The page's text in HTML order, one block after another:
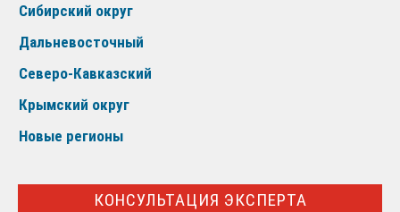
Сибирский округ
Дальневосточный
Северо-Кавказский
Крымский округ
Новые регионы
КОНСУЛЬТАЦИЯ ЭКСПЕРТА